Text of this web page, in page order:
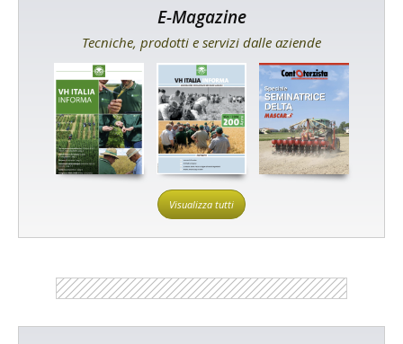
E-Magazine
Tecniche, prodotti e servizi dalle aziende
Visualizza tutti